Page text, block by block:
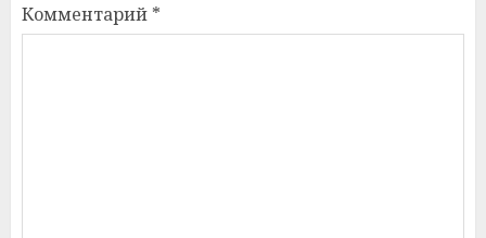
Комментарий *